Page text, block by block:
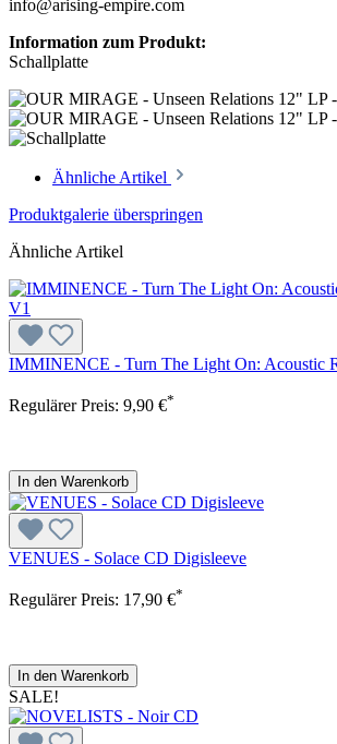
info@arising-empire.com
Information zum Produkt:
Schallplatte
Ähnliche Artikel
Produktgalerie überspringen
Ähnliche Artikel
IMMINENCE - Turn The Light On: Acoustic
Regulärer Preis: 9,90 €*
In den Warenkorb
VENUES - Solace CD Digisleeve
Regulärer Preis: 17,90 €*
In den Warenkorb
SALE!